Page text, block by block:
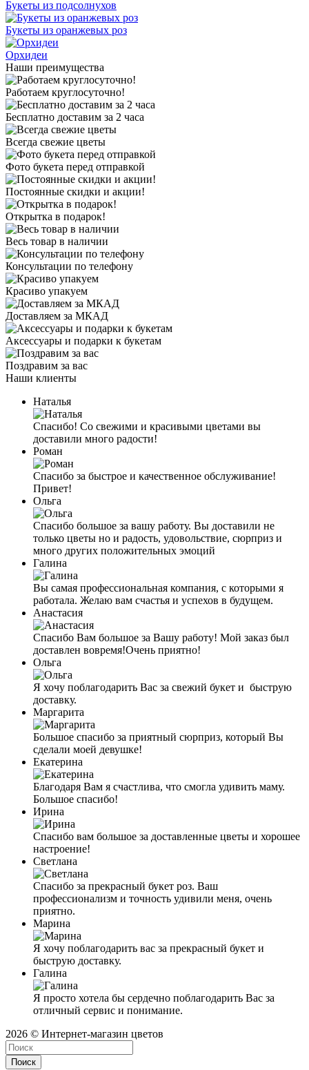
Букеты из подсолнухов
Букеты из оранжевых роз
Орхидеи
Наши преимущества
Работаем круглосуточно!
Бесплатно доставим за 2 часа
Всегда свежие цветы
Фото букета перед отправкой
Постоянные скидки и акции!
Открытка в подарок!
Весь товар в наличии
Консультации по телефону
Красиво упакуем
Доставляем за МКАД
Аксессуары и подарки к букетам
Поздравим за вас
Наши клиенты
Наталья
Спасибо! Со свежими и красивыми цветами вы
доставили много радости!
Роман
Спасибо за быстрое и качественное обслуживание!
Привет!
Ольга
Спасибо большое за вашу работу. Вы доставили не
только цветы но и радость, удовольствие, сюрприз и
много других положительных эмоций
Галина
Вы самая профессиональная компания, с которыми я
работала. Желаю вам счастья и успехов в будущем.
Анастасия
Спасибо Вам большое за Вашу работу! Мой заказ был
доставлен вовремя!Очень приятно!
Ольга
Я хочу поблагодарить Вас за свежий букет и быструю
доставку.
Маргарита
Большое спасибо за приятный сюрприз, который Вы
сделали моей девушке!
Екатерина
Благодаря Вам я счастливa, что смогла удивить маму.
Большое спасибо!
Ирина
Спасибо вам большое за доставленные цветы и хорошее
настроение!
Светлана
Спасибо за прекрасный букет роз. Ваш
профессионализм и точность удивили меня, очень
приятно.
Марина
Я хочу поблагодарить вас за прекрасный букет и
быструю доставку.
Галина
Я просто хотела бы сердечно поблагодарить Вас за
отличный сервис и понимание.
2026 © Интернет-магазин цветов
Поиск